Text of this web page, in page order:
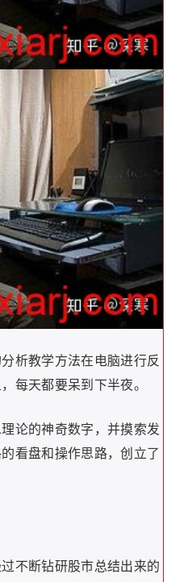
析教学方法在电脑进行反
每天都要呆到下半夜。
论的神奇数字，并摸索发
看盘和操作思路，创立了
不断钻研股市总结出来的